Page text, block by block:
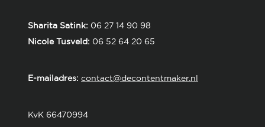
Sharita Satink: 06 27 14 90 98
Nicole Tusveld: 06 52 64 20 65
E-mailadres: contact@decontentmaker.nl
KvK 66470994